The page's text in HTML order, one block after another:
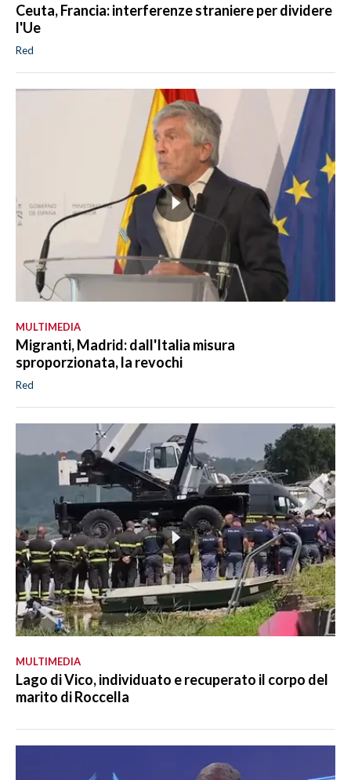
Ceuta, Francia: interferenze straniere per dividere
l'Ue
Red
MULTIMEDIA
Migranti, Madrid: dall'Italia misura
sproporzionata, la revochi
Red
MULTIMEDIA
Lago di Vico, individuato e recuperato il corpo del
marito di Roccella